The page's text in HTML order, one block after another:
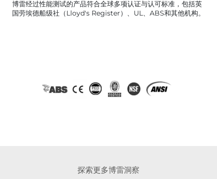
博雷经过性能测试的产品符合全球多项认证与认可标准，包括英
国劳埃德船级社（Lloyd's Register）、UL、ABS和其他机构。
探索更多博雷洞察